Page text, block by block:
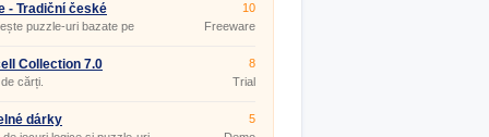
- Tradiční české
1.0.1
puzzle-uri bazate pe
de basm.
10
Freeware
Collection 7.0
cărți.
8
Trial
dárky
5